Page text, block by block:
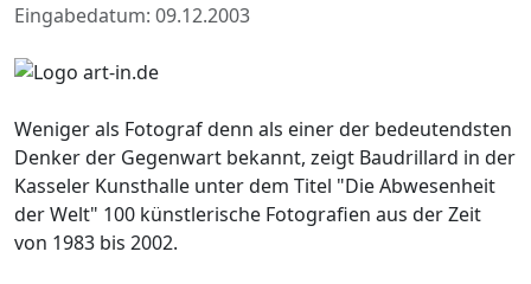
Eingabedatum: 09.12.2003
Weniger als Fotograf denn als einer der bedeutendsten
Denker der Gegenwart bekannt, zeigt Baudrillard in der
Kasseler Kunsthalle unter dem Titel "Die Abwesenheit
der Welt" 100 künstlerische Fotografien aus der Zeit
von 1983 bis 2002.